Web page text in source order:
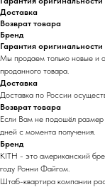
Доставка
Возврат товара
Бренд
Гарантия оригинальности
Мы продаем только новые и
проданного товара.
Доставка
Доставка по России
Возврат товара
Если Вам не подошёл размер
дней с момента получения.
Бренд
KITH - это американский
году Ронни Файгом.
Штаб-квартира компании